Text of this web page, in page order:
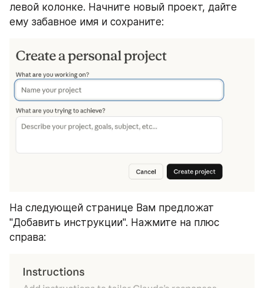
левой колонке. Начните новый проект, дайте
ему забавное имя и сохраните:
На следующей странице Вам предложат
"Добавить инструкции". Нажмите на плюс
справа: